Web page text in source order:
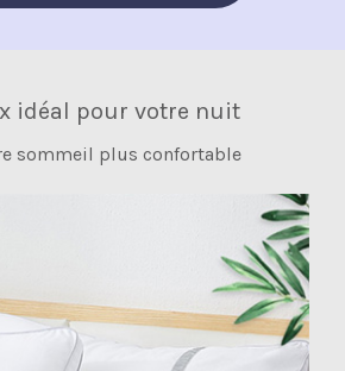
idéal pour votre nuit
sommeil plus confortable